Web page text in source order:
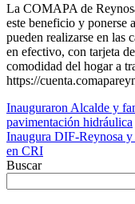
La COMAPA de
este beneficio y ponerse
pueden realizarse en las
en efectivo, con tarjeta
comodidad del hogar a
https://
Navegación
de
entradas
Inauguraron Alcalde y
pavimentación hidráulica
Inaugura DIF-Reynosa
en CRI
Buscar